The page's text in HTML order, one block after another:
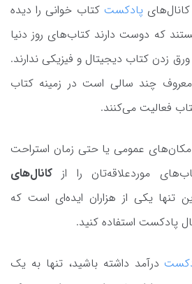
کانال‌هایپادکست کتاب خوانی را دیده
که دوست دارند کتاب‌های روز دنیا
ورق زدن کتاب دیجیتال و فیزیکی ندارند.
چند سالی است در زمینه کتاب
فعالیت می‌کنند.
عمومی یا حتی زمان استراحت
موردعلاقه‌تان را از کانال‌های
تنها یکی از هزاران ایده‌ای است که
پادکست استفاده کنید.
درآمد داشته باشید، تنها به یک